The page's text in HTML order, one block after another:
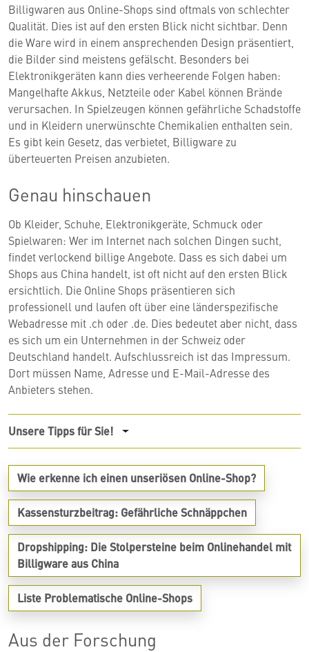
Billigwaren aus Online-Shops sind oftmals von schlechter
Qualität. Dies ist auf den ersten Blick nicht sichtbar. Denn
die Ware wird in einem ansprechenden Design präsentiert,
die Bilder sind meistens gefälscht. Besonders bei
Elektronikgeräten kann dies verheerende Folgen haben:
Mangelhafte Akkus, Netzteile oder Kabel können Brände
verursachen. In Spielzeugen können gefährliche Schadstoffe
und in Kleidern unerwünschte Chemikalien enthalten sein.
Es gibt kein Gesetz, das verbietet, Billigware zu
überteuerten Preisen anzubieten.
Genau hinschauen
Ob Kleider, Schuhe, Elektronikgeräte, Schmuck oder
Spielwaren: Wer im Internet nach solchen Dingen sucht,
findet verlockend billige Angebote. Dass es sich dabei um
Shops aus China handelt, ist oft nicht auf den ersten Blick
ersichtlich. Die Online Shops präsentieren sich
professionell und laufen oft über eine länderspezifische
Webadresse mit .ch oder .de. Dies bedeutet aber nicht, dass
es sich um ein Unternehmen in der Schweiz oder
Deutschland handelt. Aufschlussreich ist das Impressum.
Dort müssen Name, Adresse und E-Mail-Adresse des
Anbieters stehen.
Unsere Tipps für Sie!
Wie erkenne ich einen unseriösen Online-Shop?
Kassensturzbeitrag: GefährlicheSchnäppchen
Dropshipping: Die Stolpersteine beim Onlinehandel mit
Billigware aus China
Liste Problematische Online-Shops
Aus der Forschung